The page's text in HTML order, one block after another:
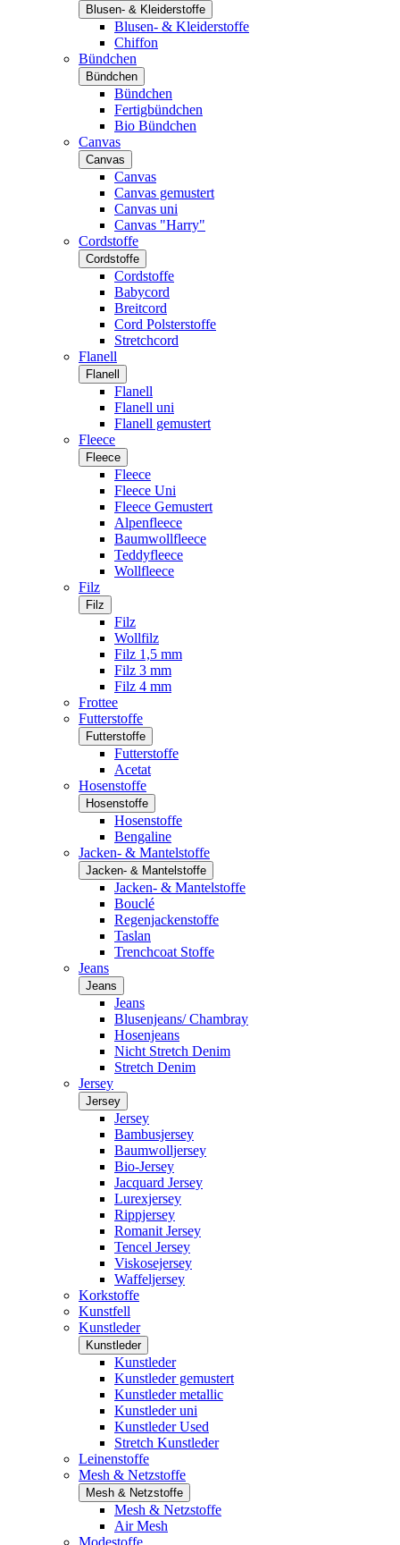
Blusen- & Kleiderstoffe
Blusen- & Kleiderstoffe
Chiffon
Bündchen
Bündchen
Bündchen
Fertigbündchen
Bio Bündchen
Canvas
Canvas
Canvas
Canvas gemustert
Canvas uni
Canvas "Harry"
Cordstoffe
Cordstoffe
Cordstoffe
Babycord
Breitcord
Cord Polsterstoffe
Stretchcord
Flanell
Flanell
Flanell
Flanell uni
Flanell gemustert
Fleece
Fleece
Fleece
Fleece Uni
Fleece Gemustert
Alpenfleece
Baumwollfleece
Teddyfleece
Wollfleece
Filz
Filz
Filz
Wollfilz
Filz 1,5 mm
Filz 3 mm
Filz 4 mm
Frottee
Futterstoffe
Futterstoffe
Futterstoffe
Acetat
Hosenstoffe
Hosenstoffe
Hosenstoffe
Bengaline
Jacken- & Mantelstoffe
Jacken- & Mantelstoffe
Jacken- & Mantelstoffe
Bouclé
Regenjackenstoffe
Taslan
Trenchcoat Stoffe
Jeans
Jeans
Jeans
Blusenjeans/ Chambray
Hosenjeans
Nicht Stretch Denim
Stretch Denim
Jersey
Jersey
Jersey
Bambusjersey
Baumwolljersey
Bio-Jersey
Jacquard Jersey
Lurexjersey
Rippjersey
Romanit Jersey
Tencel Jersey
Viskosejersey
Waffeljersey
Korkstoffe
Kunstfell
Kunstleder
Kunstleder
Kunstleder
Kunstleder gemustert
Kunstleder metallic
Kunstleder uni
Kunstleder Used
Stretch Kunstleder
Leinenstoffe
Mesh & Netzstoffe
Mesh & Netzstoffe
Mesh & Netzstoffe
Air Mesh
Modestoffe